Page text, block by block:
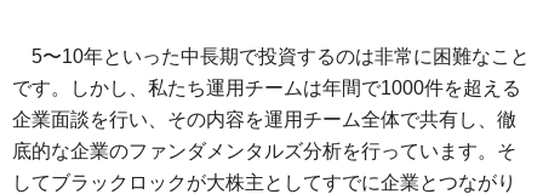
5〜10年といった中長期で投資するのは非常に困難なこと
です。しかし、私たち運用チームは年間で1000件を超える
企業面談を行い、その内容を運用チーム全体で共有し、徹
底的な企業のファンダメンタルズ分析を行っています。そ
してブラックロックが大株主としてすでに企業とつながり